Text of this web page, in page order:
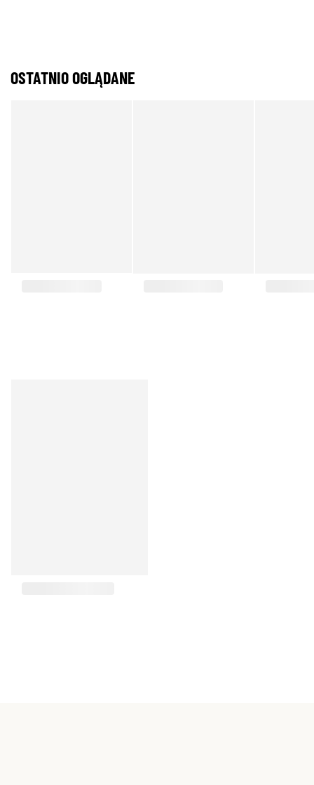
OSTATNIO OGLĄDANE